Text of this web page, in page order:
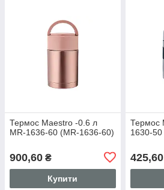
Термос Maestro -0.6 л
MR-1636-60 (MR-1636-60)
900,60 ₴
Купити
Термос
1630-
425,60